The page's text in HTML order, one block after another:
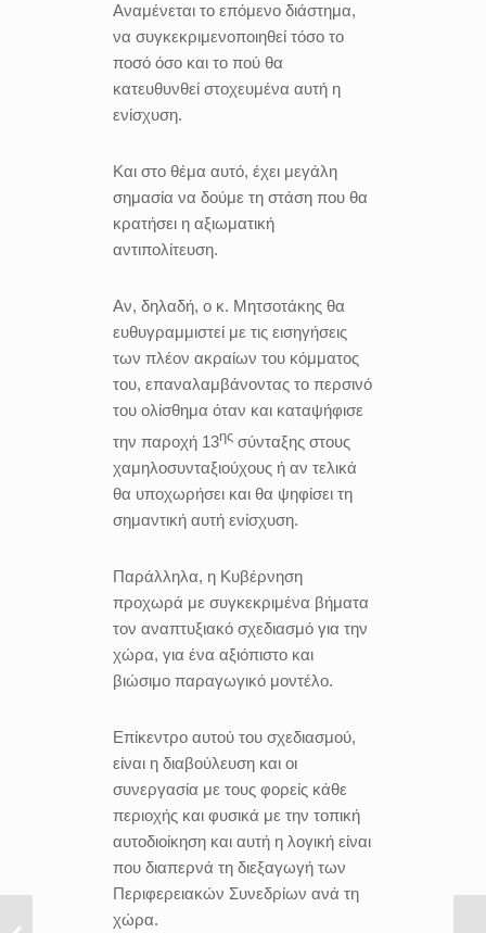
Αναμένεται το επόμενο διάστημα,
να συγκεκριμενοποιηθεί τόσο το
ποσό όσο και το πού θα
κατευθυνθεί στοχευμένα αυτή η
ενίσχυση.
Και στο θέμα αυτό, έχει μεγάλη
σημασία να δούμε τη στάση που θα
κρατήσει η αξιωματική
αντιπολίτευση.
Αν, δηλαδή, ο κ. Μητσοτάκης θα
ευθυγραμμιστεί με τις εισηγήσεις
των πλέον ακραίων του κόμματος
του, επαναλαμβάνοντας το περσινό
του ολίσθημα όταν και καταψήφισε
την παροχή 13ης σύνταξης στους
χαμηλοσυνταξιούχους ή αν τελικά
θα υποχωρήσει και θα ψηφίσει τη
σημαντική αυτή ενίσχυση.
Παράλληλα, η Κυβέρνηση
προχωρά με συγκεκριμένα βήματα
τον αναπτυξιακό σχεδιασμό για την
χώρα, για ένα αξιόπιστο και
βιώσιμο παραγωγικό μοντέλο.
Επίκεντρο αυτού του σχεδιασμού,
είναι η διαβούλευση και οι
συνεργασία με τους φορείς κάθε
περιοχής και φυσικά με την τοπική
αυτοδιοίκηση και αυτή η λογική είναι
που διαπερνά τη διεξαγωγή των
Περιφερειακών Συνεδρίων ανά τη
χώρα.